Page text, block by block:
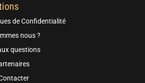
de Confidentialité
nous ?
questions